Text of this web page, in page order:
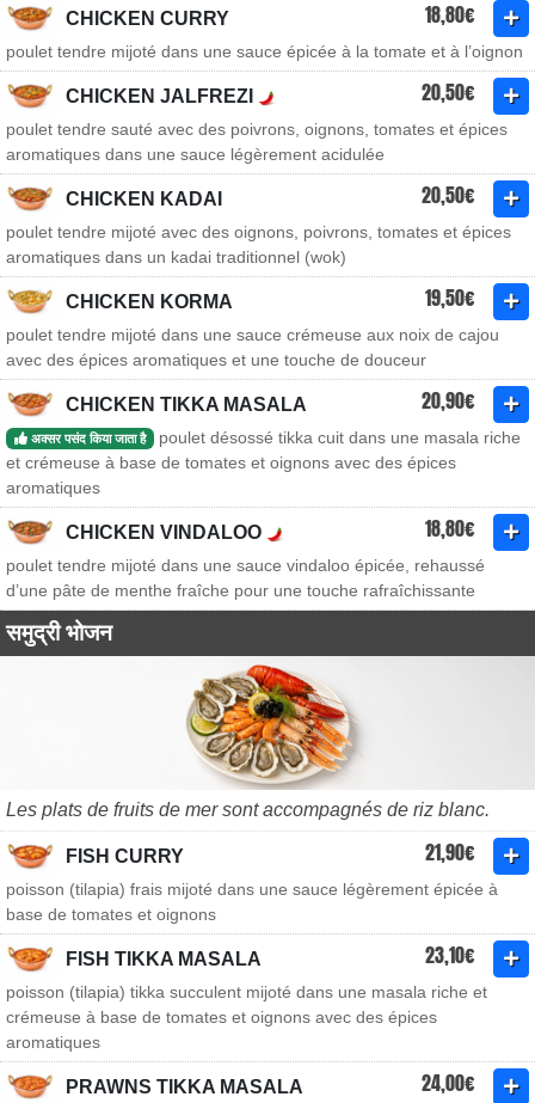
CHICKEN CURRY 18,80€
poulet tendre mijoté dans une sauce épicée à la tomate et à l’oignon
CHICKEN JALFREZI 20,50€
poulet tendre sauté avec des poivrons, oignons, tomates et épices
aromatiques dans une sauce légèrement acidulée
CHICKEN KADAI 20,50€
poulet tendre mijoté avec des oignons, poivrons, tomates et épices
aromatiques dans un kadai traditionnel (wok)
CHICKEN KORMA 19,50€
poulet tendre mijoté dans une sauce crémeuse aux noix de cajou
avec des épices aromatiques et une touche de douceur
CHICKEN TIKKA MASALA 20,90€
अक्सर पसंद किया जाता है
poulet désossé tikka cuit dans une masala riche
et crémeuse à base de tomates et oignons avec des épices
aromatiques
CHICKEN VINDALOO 18,80€
poulet tendre mijoté dans une sauce vindaloo épicée, rehaussé
d’une pâte de menthe fraîche pour une touche rafraîchissante
समुद्री भोजन
Les plats de fruits de mer sont accompagnés de riz blanc.
FISH CURRY 21,90€
poisson (tilapia) frais mijoté dans une sauce légèrement épicée à
base de tomates et oignons
FISH TIKKA MASALA 23,10€
poisson (tilapia) tikka succulent mijoté dans une masala riche et
crémeuse à base de tomates et oignons avec des épices
aromatiques
PRAWNS TIKKA MASALA 24,00€